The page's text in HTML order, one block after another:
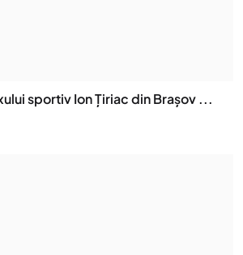
sportiv Ion Țiriac din Brașov ...